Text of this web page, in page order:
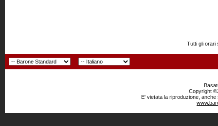
Tutti gli orari
Copyright
E' vietata la riproduzione,